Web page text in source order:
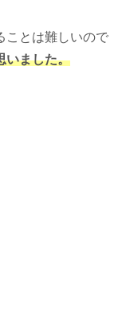
ことは難しいので
いました。